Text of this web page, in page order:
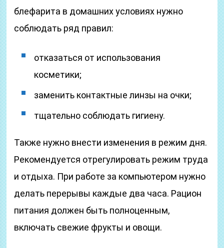
блефарита в домашних условиях нужно
соблюдать ряд правил:
отказаться от использования
косметики;
заменить контактные линзы на очки;
тщательно соблюдать гигиену.
Также нужно внести изменения в режим дня.
Рекомендуется отрегулировать режим труда
и отдыха. При работе за компьютером нужно
делать перерывы каждые два часа. Рацион
питания должен быть полноценным,
включать свежие фрукты и овощи.